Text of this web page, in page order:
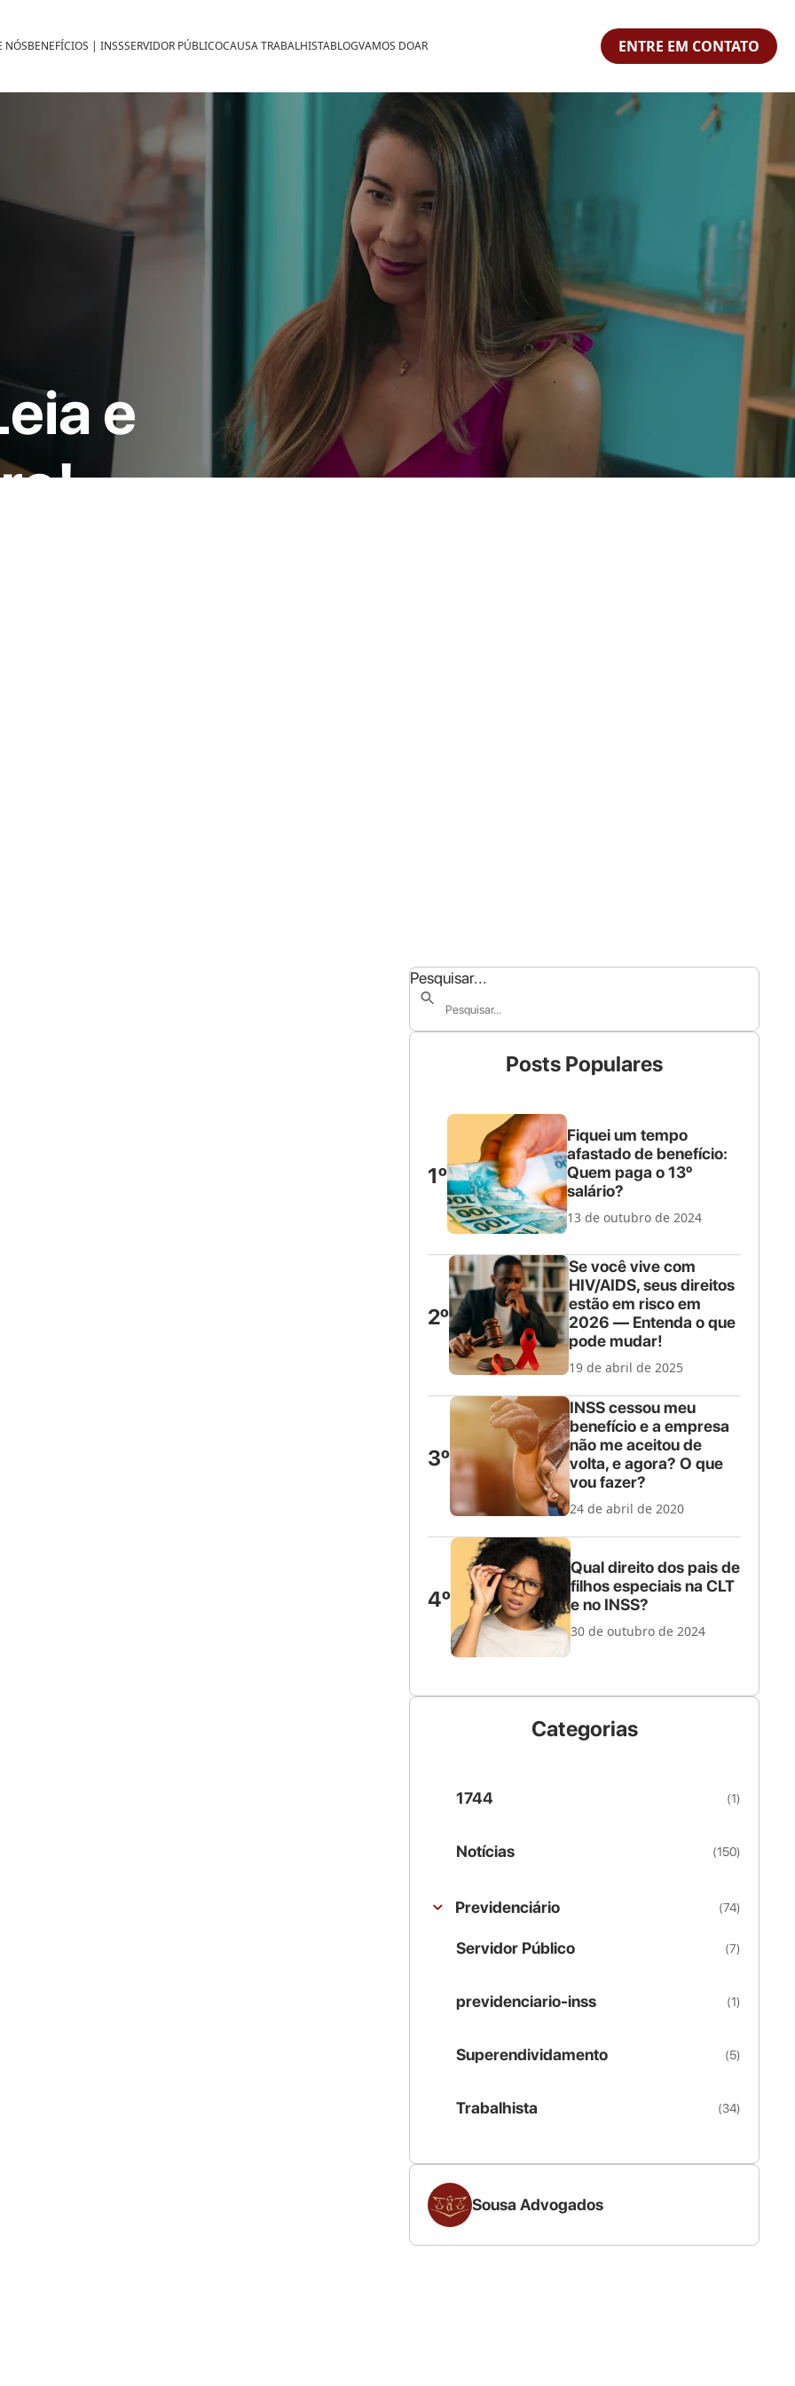
NÓSBENEFÍCIOS | INSSSERVIDOR PÚBLICOCAUSA TRABALHISTABLOGVAMOS DOAR ENTRE EM CONTATO
e
Pesquisar...
Posts Populares
1º
Fiquei um tempo
afastado de benefício:
Quem paga o 13º
salário?
13 de outubro de 2024
2º
Se você vive com
HIV/AIDS, seus direitos
estão em risco em
2026 — Entenda o que
pode mudar!
19 de abril de 2025
3º
INSS cessou meu
benefício e a empresa
não me aceitou de
volta, e agora? O que
vou fazer?
24 de abril de 2020
4º
Qual direito dos pais de
filhos especiais na CLT
e no INSS?
30 de outubro de 2024
Categorias
1744 (1)
Notícias (150)
Previdenciário (74)
Servidor Público (7)
previdenciario-inss (1)
Superendividamento (5)
Trabalhista (34)
Sousa Advogados